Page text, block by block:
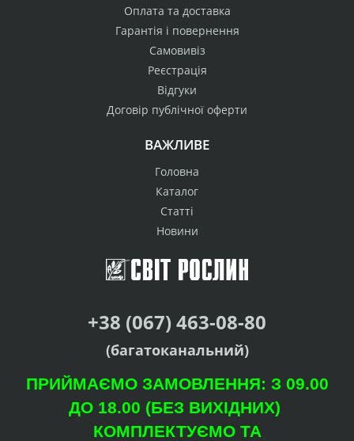
Оплата та доставка
Гарантія і повернення
Самовивіз
Реєстрація
Відгуки
Договір публічної оферти
ВАЖЛИВЕ
Головна
Каталог
Статті
Новини
+38 (067) 463-08-80
(багатоканальний)
ПРИЙМАЄМО ЗАМОВЛЕННЯ: З 09.00
ДО 18.00 (БЕЗ ВИХІДНИХ)
КОМПЛЕКТУЄМО ТА